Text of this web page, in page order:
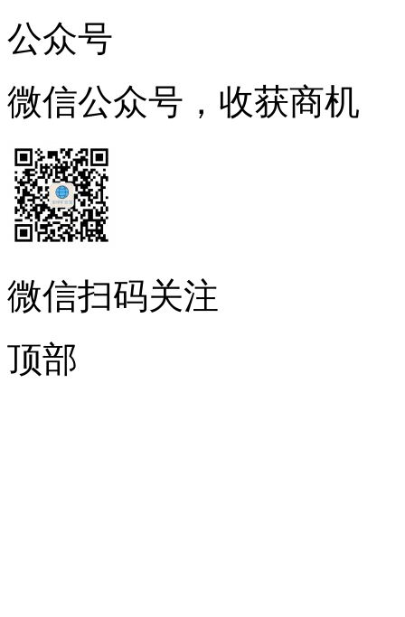
公众号
微信公众号，收获商机
微信扫码关注
顶部